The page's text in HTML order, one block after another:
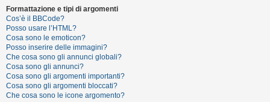
r
g
o
m
e
n
t
Formattazione e tipi di argomenti
Cos’è il BBCode?
Posso usare l’HTML?
Cosa sono le emoticon?
Posso inserire delle immagini?
Che cosa sono gli annunci globali?
Cosa sono gli annunci?
Cosa sono gli argomenti importanti?
Cosa sono gli argomenti bloccati?
Che cosa sono le icone argomento?